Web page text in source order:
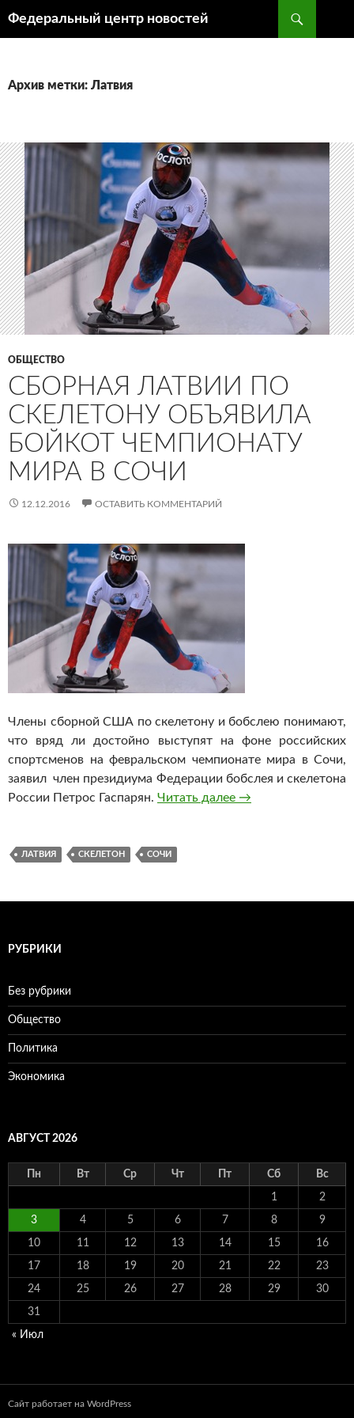
Федеральный центр новостей
Архив метки: Латвия
ОБЩЕСТВО
СБОРНАЯ ЛАТВИИ ПО
СКЕЛЕТОНУ ОБЪЯВИЛА
БОЙКОТ ЧЕМПИОНАТУ
МИРА В СОЧИ
12.12.2016 ОСТАВИТЬ КОММЕНТАРИЙ
Члены сборной США по скелетону и бобслею понимают,
что вряд ли достойно выступят на фоне российских
спортсменов на февральском чемпионате мира в Сочи,
заявил член президиума Федерации бобслея и скелетона
России Петрос Гаспарян. Читать далее Сборная Латвии по
→
ЛАТВИЯ СКЕЛЕТОН СОЧИ
РУБРИКИ
Без рубрики
Общество
Политика
Экономика
АВГУСТ 2026
Пн Вт Ср Чт Пт Сб Вс
1 2
3 4 5 6 7 8 9
10 11 12 13 14 15 16
17 18 19 20 21 22 23
24 25 26 27 28 29 30
31
« Июл
Сайт работает на WordPress